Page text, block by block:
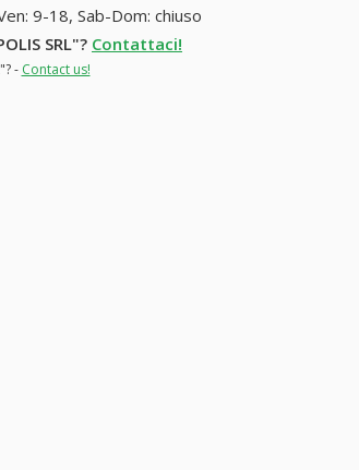
9-18, Sab-Dom: chiuso
SRL"? Contattaci!
- Contact us!